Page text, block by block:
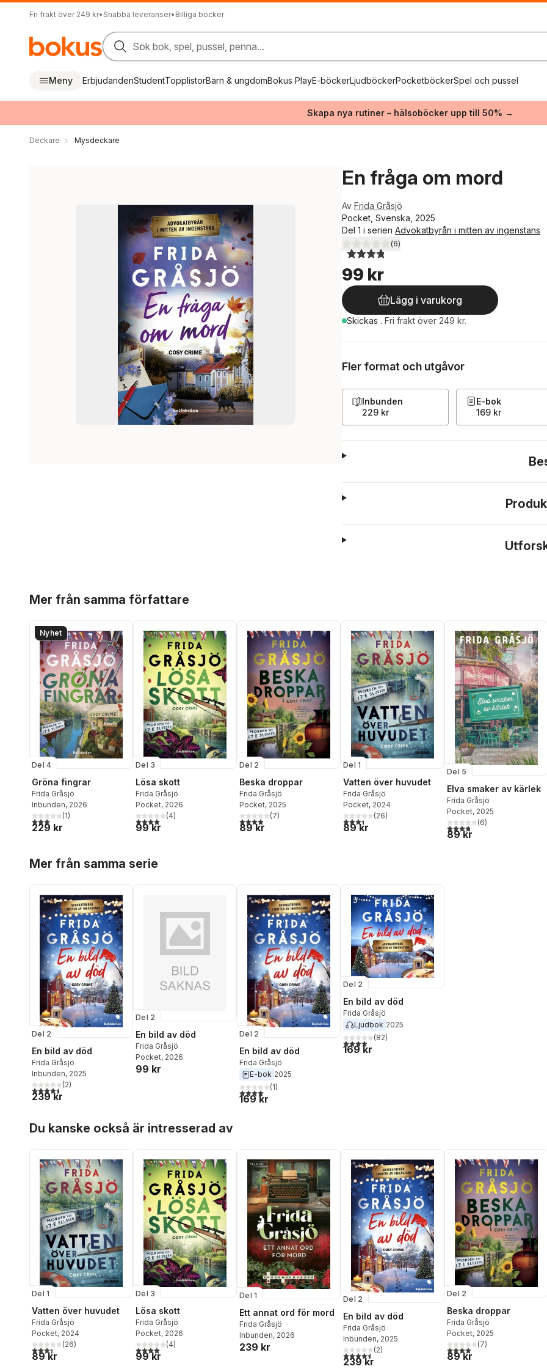
Fri frakt över 249 kr• Snabba leveranser• Billiga böcker
Sök bok, spel, pussel, penna...
Meny ErbjudandenStudentTopplistorBarn & ungdomBokus PlayE-böckerLjudböckerPocketböckerSpel och pussel
Skapa nya rutiner – hälsoböcker upp till 50% →
Deckare Mysdeckare
En fråga om mord
Av Frida Gråsjö
Pocket, Svenska, 2025
Del 1 i serien Advokatbyrån i mitten av ingenstans
3,8utav 5 stjärnor. Totalt antal röster:
(6)
99 kr
Lägg i varukorg
Skickas . Fri frakt över 249 kr.
Fler format och utgåvor
Inbunden
229 kr
E-bok
169 kr
Mer från samma författare
Nyhet
Del 4
Gröna fingrar
Frida Gråsjö
Inbunden, 2026
3,0utav 5 stjärnor. Totalt antal röster:
(1)
229 kr
Del 3
Lösa skott
Frida Gråsjö
Pocket, 2026
4,0utav 5 stjärnor. Totalt antal röster:
(4)
99 kr
Del 2
Beska droppar
Frida Gråsjö
Pocket, 2025
3,9utav 5 stjärnor. Totalt antal röster:
(7)
89 kr
Del 1
Vatten över huvudet
Frida Gråsjö
Pocket, 2024
3,4utav 5 stjärnor. Totalt antal röster:
(26)
89 kr
Del 5
Elva smaker av kärlek
Frida Gråsjö
Pocket, 2025
3,8utav 5 stjärnor. Totalt
(6)
89 kr
Mer från samma serie
Del 2
En bild av död
Frida Gråsjö
Inbunden, 2025
4,5utav 5 stjärnor. Totalt antal röster:
(2)
239 kr
Del 2
En bild av död
Frida Gråsjö
Pocket, 2026
99 kr
Del 2
En bild av död
Frida Gråsjö
E-bok 2025
4,0utav 5 stjärnor. Totalt antal röster:
(1)
169 kr
Del 2
En bild av död
Frida Gråsjö
Ljudbok 2025
4,0utav 5 stjärnor. Totalt antal röster:
(82)
169 kr
Du kanske också är intresserad av
Del 1
Vatten över huvudet
Frida Gråsjö
Pocket, 2024
3,4utav 5 stjärnor. Totalt antal röster:
(26)
89 kr
Del 3
Lösa skott
Frida Gråsjö
Pocket, 2026
4,0utav 5 stjärnor. Totalt antal röster:
(4)
99 kr
Del 1
Ett annat ord för mord
Frida Gråsjö
Inbunden, 2026
239 kr
Del 2
En bild av död
Frida Gråsjö
Inbunden, 2025
4,5utav 5 stjärnor. Totalt antal röster:
(2)
239 kr
Del 2
Beska droppar
Frida Gråsjö
Pocket, 2025
3,9utav 5 stjärnor. Totalt
(7)
89 kr